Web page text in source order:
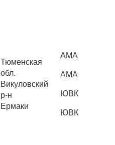
Тюменская
обл.
Викуловский
р-н
Ермаки
АМА
АМА
ЮВК
ЮВК